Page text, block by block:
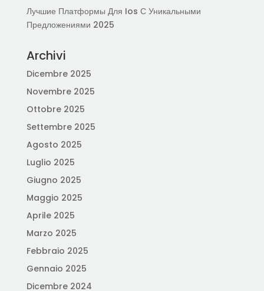
Лучшие Платформы Для Ios С Уникальными
Предложениями 2025
Archivi
Dicembre 2025
Novembre 2025
Ottobre 2025
Settembre 2025
Agosto 2025
Luglio 2025
Giugno 2025
Maggio 2025
Aprile 2025
Marzo 2025
Febbraio 2025
Gennaio 2025
Dicembre 2024